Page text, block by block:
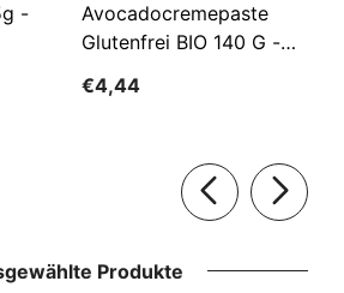
-
Avocadocremepaste
Glutenfrei BIO 140 G -
€4,44
Produkte